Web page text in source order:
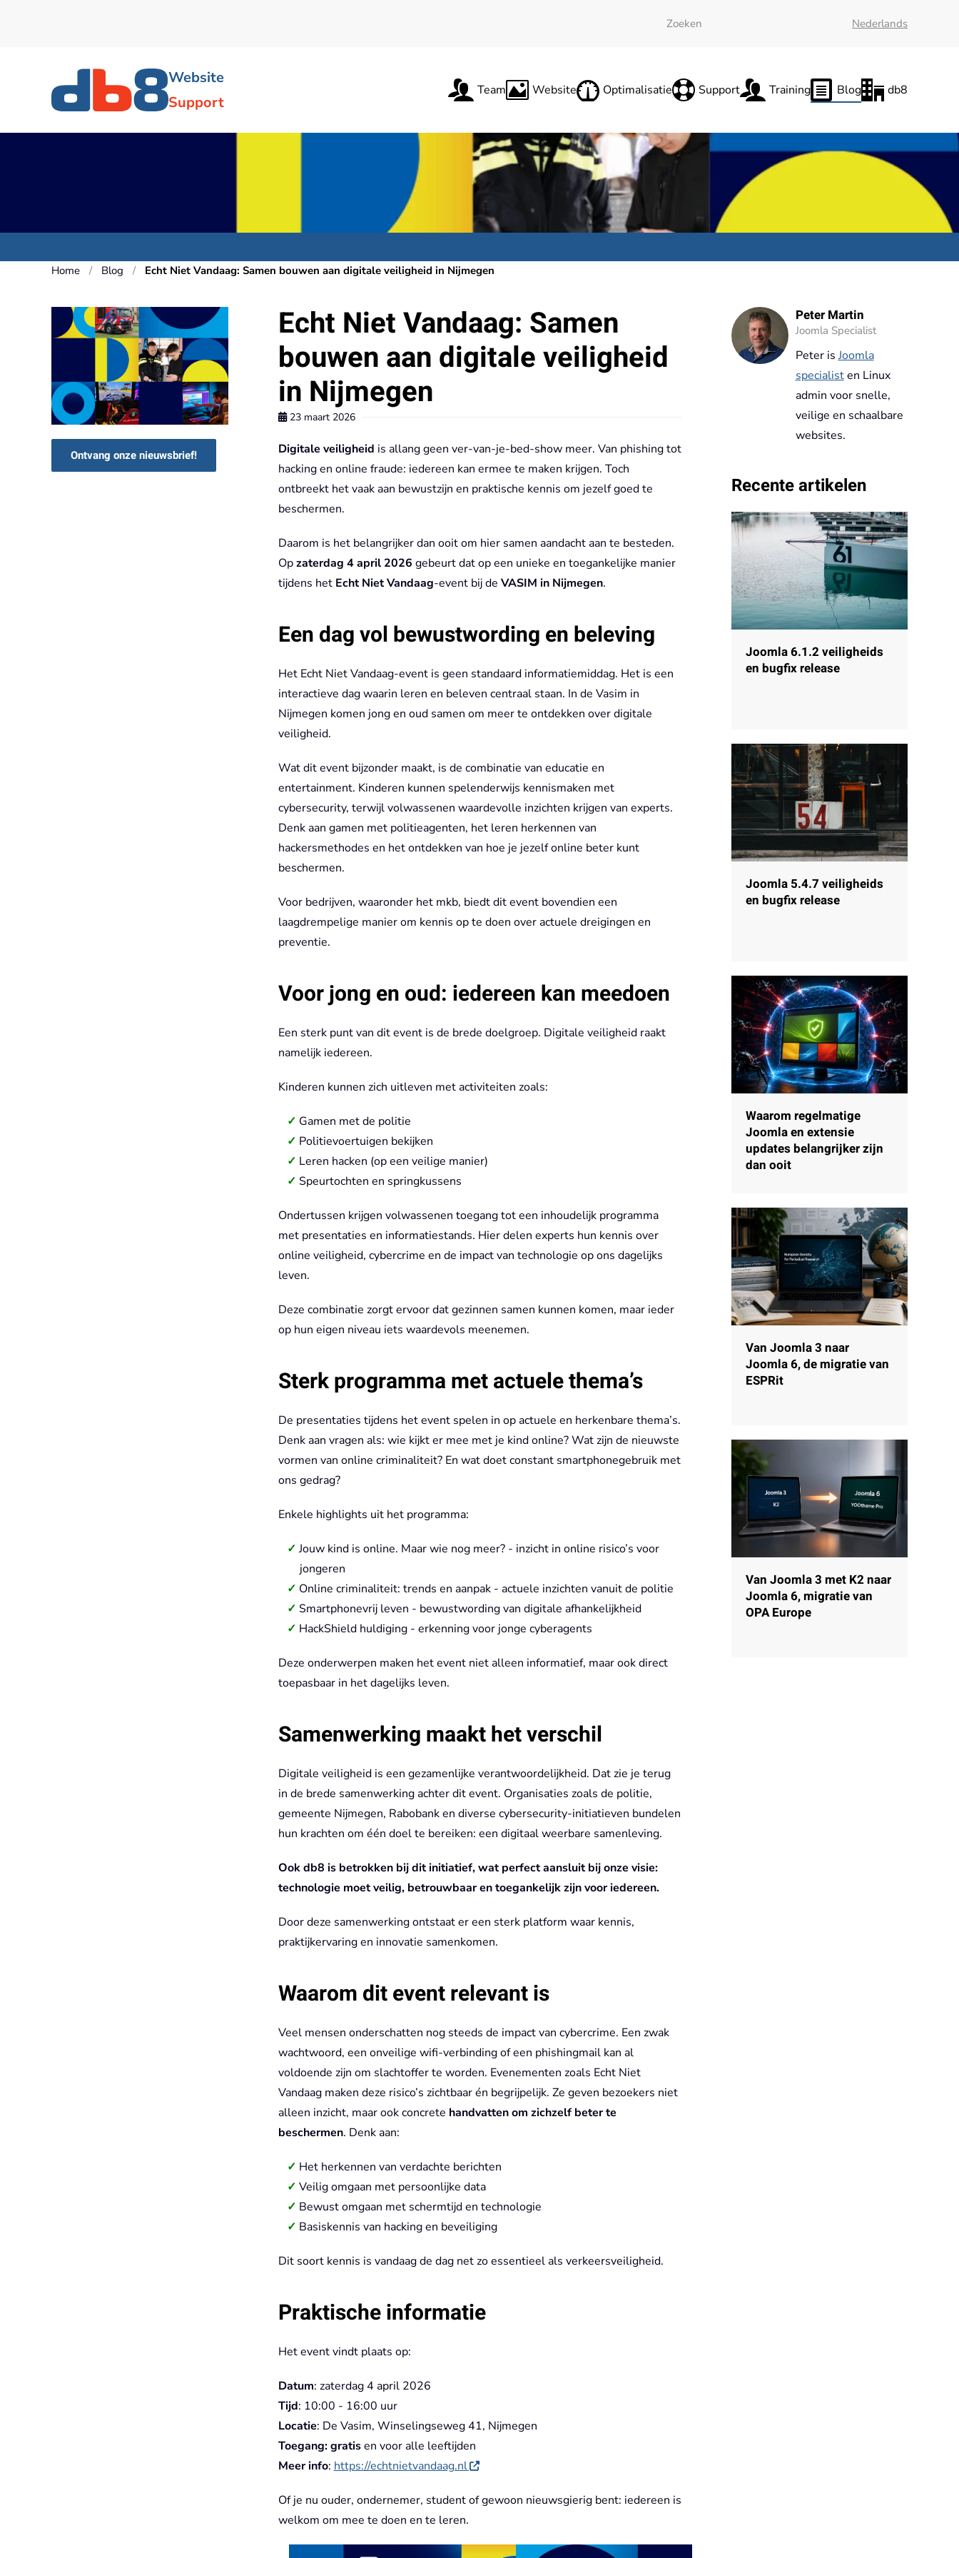
Nederlands
Website
Support
Team Website Optimalisatie Support Training Blog db8
Home Blog Echt Niet Vandaag: Samen bouwen aan digitale veiligheid in Nijmegen
Ontvang onze nieuwsbrief!
Echt Niet Vandaag: Samen
bouwen aan digitale veiligheid
in Nijmegen
23 maart 2026
Digitale veiligheid is allang geen ver-van-je-bed-show meer. Van phishing tot
hacking en online fraude: iedereen kan ermee te maken krijgen. Toch
ontbreekt het vaak aan bewustzijn en praktische kennis om jezelf goed te
beschermen.
Daarom is het belangrijker dan ooit om hier samen aandacht aan te besteden.
Opzaterdag 4 april 2026 gebeurt dat op een unieke en toegankelijke manier
tijdens het Echt Niet Vandaag-event bij de VASIM in Nijmegen.
Een dag vol bewustwording en beleving
Het Echt Niet Vandaag-event is geen standaard informatiemiddag. Het is een
interactieve dag waarin leren en beleven centraal staan. In de Vasim in
Nijmegen komen jong en oud samen om meer te ontdekken over digitale
veiligheid.
Wat dit event bijzonder maakt, is de combinatie van educatie en
entertainment. Kinderen kunnen spelenderwijs kennismaken met
cybersecurity, terwijl volwassenen waardevolle inzichten krijgen van experts.
Denk aan gamen met politieagenten, het leren herkennen van
hackersmethodes en het ontdekken van hoe je jezelf online beter kunt
beschermen.
Voor bedrijven, waaronder het mkb, biedt dit event bovendien een
laagdrempelige manier om kennis op te doen over actuele dreigingen en
preventie.
Voor jong en oud: iedereen kan meedoen
Een sterk punt van dit event is de brede doelgroep. Digitale veiligheid raakt
namelijk iedereen.
Kinderen kunnen zich uitleven met activiteiten zoals:
Gamen met de politie
Politievoertuigen bekijken
Leren hacken (op een veilige manier)
Speurtochten en springkussens
Ondertussen krijgen volwassenen toegang tot een inhoudelijk programma
met presentaties en informatiestands. Hier delen experts hun kennis over
online veiligheid, cybercrime en de impact van technologie op ons dagelijks
leven.
Deze combinatie zorgt ervoor dat gezinnen samen kunnen komen, maar ieder
op hun eigen niveau iets waardevols meenemen.
Sterk programma met actuele thema’s
De presentaties tijdens het event spelen in op actuele en herkenbare thema’s.
Denk aan vragen als: wie kijkt er mee met je kind online? Wat zijn de nieuwste
vormen van online criminaliteit? En wat doet constant smartphonegebruik met
ons gedrag?
Enkele highlights uit het programma:
Jouw kind is online. Maar wie nog meer? - inzicht in online risico’s voor
jongeren
Online criminaliteit: trends en aanpak - actuele inzichten vanuit de politie
Smartphonevrij leven - bewustwording van digitale afhankelijkheid
HackShield huldiging - erkenning voor jonge cyberagents
Deze onderwerpen maken het event niet alleen informatief, maar ook direct
toepasbaar in het dagelijks leven.
Samenwerking maakt het verschil
Digitale veiligheid is een gezamenlijke verantwoordelijkheid. Dat zie je terug
in de brede samenwerking achter dit event. Organisaties zoals de politie,
gemeente Nijmegen, Rabobank en diverse cybersecurity-initiatieven bundelen
hun krachten om één doel te bereiken: een digitaal weerbare samenleving.
Ook db8 is betrokken bij dit initiatief, wat perfect aansluit bij onze visie:
technologie moet veilig, betrouwbaar en toegankelijk zijn voor iedereen.
Door deze samenwerking ontstaat er een sterk platform waar kennis,
praktijkervaring en innovatie samenkomen.
Waarom dit event relevant is
Veel mensen onderschatten nog steeds de impact van cybercrime. Een zwak
wachtwoord, een onveilige wifi-verbinding of een phishingmail kan al
voldoende zijn om slachtoffer te worden. Evenementen zoals Echt Niet
Vandaag maken deze risico’s zichtbaar én begrijpelijk. Ze geven bezoekers niet
alleen inzicht, maar ook concrete handvatten om zichzelf beter te
beschermen. Denk aan:
Het herkennen van verdachte berichten
Veilig omgaan met persoonlijke data
Bewust omgaan met schermtijd en technologie
Basiskennis van hacking en beveiliging
Dit soort kennis is vandaag de dag net zo essentieel als verkeersveiligheid.
Praktische informatie
Het event vindt plaats op:
Datum: zaterdag 4 april 2026
Tijd: 10:00 - 16:00 uur
Locatie: De Vasim, Winselingseweg 41, Nijmegen
Toegang: gratisen voor alle leeftijden
Meer info: https://echtnietvandaag.nl
Of je nu ouder, ondernemer, student of gewoon nieuwsgierig bent: iedereen is
welkom om mee te doen en te leren.
Peter Martin
Joomla Specialist
Peter isJoomla
specialisten Linux
admin voor snelle,
veilige en schaalbare
websites.
Recente artikelen
Joomla 6.1.2 veiligheids
en bugfix release
Joomla 5.4.7 veiligheids
en bugfix release
Waarom regelmatige
Joomla en extensie
updates belangrijker zijn
dan ooit
Van Joomla 3 naar
Joomla 6, de migratie van
ESPRit
Van Joomla 3 met K2 naar
Joomla 6, migratie van
OPA Europe